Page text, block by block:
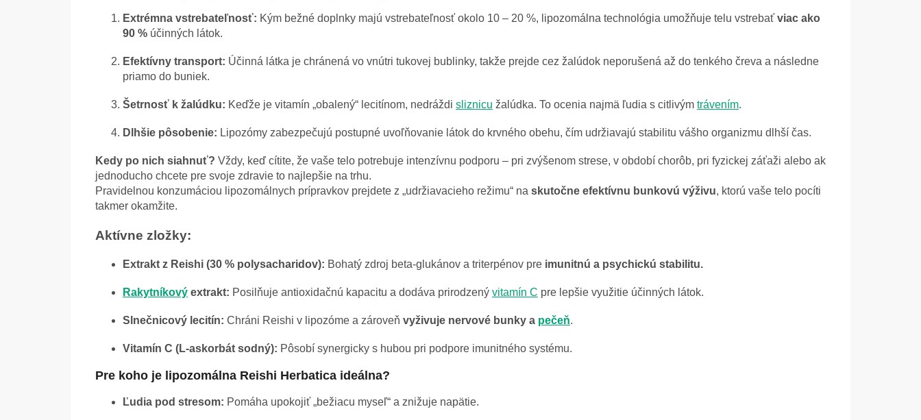
Extrémna vstrebateľnosť: Kým bežné doplnky majú vstrebateľnosť okolo 10 – 20 %, lipozomálna technológia umožňuje telu vstrebať viac ako
90 % účinných látok.
Efektívny transport: Účinná látka je chránená vo vnútri tukovej bublinky, takže prejde cez žalúdok neporušená až do tenkého čreva a následne
priamo do buniek.
Šetrnosť k žalúdku: Keďže je vitamín „obalený“ lecitínom, nedráždi sliznicu žalúdka. To ocenia najmä ľudia s citlivým trávením.
Dlhšie pôsobenie: Lipozómy zabezpečujú postupné uvoľňovanie látok do krvného obehu, čím udržiavajú stabilitu vášho organizmu dlhší čas.
Kedy po nich siahnuť? Vždy, keď cítite, že vaše telo potrebuje intenzívnu podporu – pri zvýšenom strese, v období chorôb, pri fyzickej záťaži alebo ak
jednoducho chcete pre svoje zdravie to najlepšie na trhu.
Pravidelnou konzumáciou lipozomálnych prípravkov prejdete z „udržiavacieho režimu“ na skutočne efektívnu bunkovú výživu, ktorú vaše telo pocíti
takmer okamžite.
Aktívne zložky:
Extrakt z Reishi (30 % polysacharidov): Bohatý zdroj beta-glukánov a triterpénov pre imunitnú a psychickú stabilitu.
Rakytníkový extrakt: Posilňuje antioxidačnú kapacitu a dodáva prirodzený vitamín C pre lepšie využitie účinných látok.
Slnečnicový lecitín: Chráni Reishi v lipozóme a zároveň vyživuje nervové bunky a pečeň.
Vitamín C (L-askorbát sodný): Pôsobí synergicky s hubou pri podpore imunitného systému.
Pre koho je lipozomálna Reishi Herbatica ideálna?
Ľudia pod stresom: Pomáha upokojiť „bežiacu myseľ“ a znižuje napätie.